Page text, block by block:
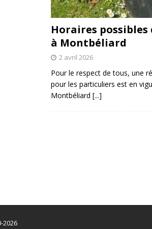
Horaires
à Montbéliard
2 avril 2026
Pour le respect de tous, une
pour les particuliers est en
Montbéliard [...]
2026